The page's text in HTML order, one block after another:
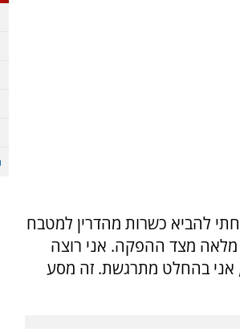
שהצלחתי להביא כשרות מהדרין למטבח
מלאה מצד ההפקה. אני רוצה
אני בהחלט מתרגשת. זה מסע